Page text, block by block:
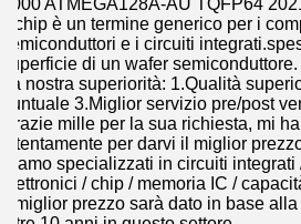
5000 ATMEGA128A-AU TQFP64
Il chip è un termine generico per i
semiconduttori e i circuiti
superficie di un wafer semiconduttore.
La nostra superiorità: 1.Qualità
puntuale 3.Miglior servizio pre/post
Grazie mille per la sua richiesta, mi
attentamente per darvi il miglior
Siamo specializzati in circuiti integrati
elettronici / chip / memoria IC /
Il miglior prezzo sarà dato in base